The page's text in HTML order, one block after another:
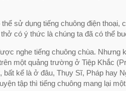
sử dụng tiếng chuông điện
có ý thức là chúng ta đã có thể
nghe tiếng chuông chùa. Nhưng
một quảng trường ở Tiệp Khắc
bất kể là ở đâu, Thụy Sĩ, Pháp hay
tập thì tiếng chuông mang lại